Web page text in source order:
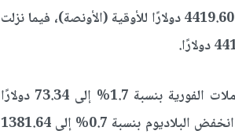
إلى ذلك، هبط سعر الذهب في المعاملات الفورية بنسبة 0.8% إلى 4419.60 دولارًا للأوقية (الأونصة)، فيما نزلت
.
وبالنسبة للمعادن النفيسة الأخرى، انخفض سعر الفضة في المعاملات الفورية بنسبة 1.7% إلى 73.34 دولارًا
للأوقية، وخسر البلاتين بنسبة 0.5% إلى 1909.15 دولارات، كما انخفض البلاديوم بنسبة 0.7% إلى 1381.64